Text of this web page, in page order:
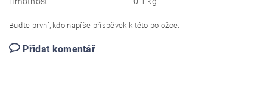
Buďte první, kdo napíše příspěvek k této položce.
Přidat komentář